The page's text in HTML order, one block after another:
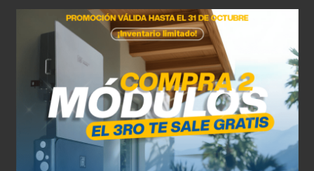
11 de agosto
Martes 31°C 27°C
12 de agosto
Miércoles 32°C 26°C
13 de agosto
Jueves 32°C 26°C